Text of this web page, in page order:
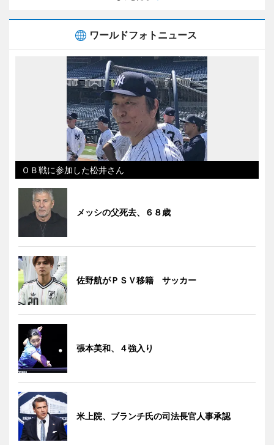
ワールドフォトニュース
ＯＢ戦に参加した松井さん
メッシの父死去、６８歳
佐野航がＰＳＶ移籍 サッカー
張本美和、４強入り
米上院、ブランチ氏の司法長官人事承認